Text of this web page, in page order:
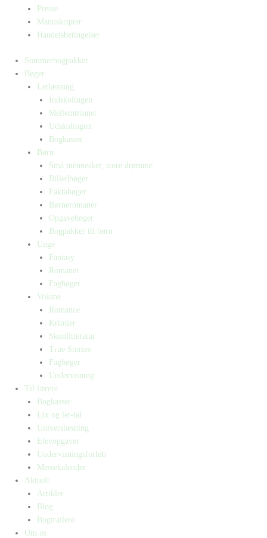
Presse
Manuskripter
Handelsbetingelser
Sommerbogpakker
Bøger
Letlæsning
Indskolingen
Mellemtrinnet
Udskolingen
Bogkasser
Børn
Små mennesker, store drømme
Billedbøger
Faktabøger
Børneromaner
Opgavebøger
Bogpakker til børn
Unge
Fantasy
Romaner
Fagbøger
Voksne
Romance
Krimier
Skønlitteratur
True Stories
Fagbøger
Undervisning
Til lærere
Bogkasser
Lix og let-tal
Universlæsning
Elevopgaver
Undervisningsforløb
Messekalender
Aktuelt
Artikler
Blog
Bogtrailere
Om os